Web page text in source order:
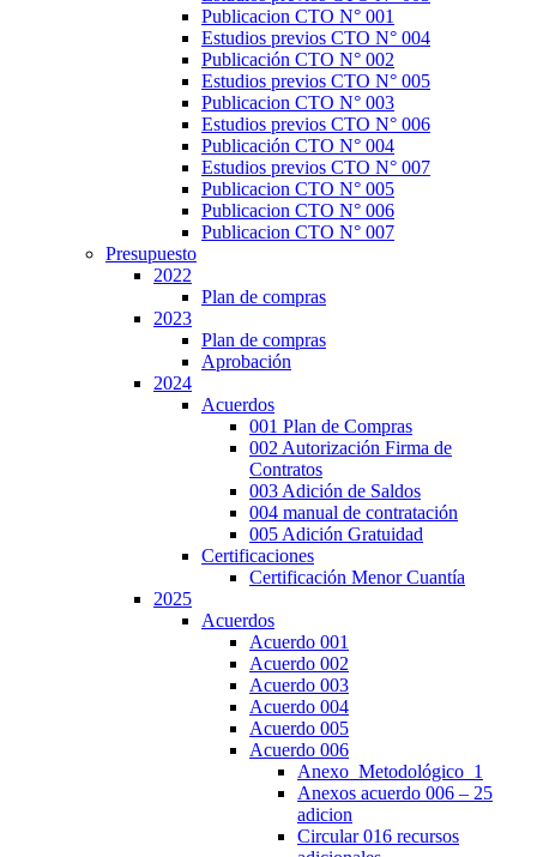
Publicacion CTO N° 001
Estudios previos CTO N° 004
Publicación CTO N° 002
Estudios previos CTO N° 005
Publicacion CTO N° 003
Estudios previos CTO N° 006
Publicación CTO N° 004
Estudios previos CTO N° 007
Publicacion CTO N° 005
Publicacion CTO N° 006
Publicacion CTO N° 007
Presupuesto
2022
Plan de compras
2023
Plan de compras
Aprobación
2024
Acuerdos
001 Plan de Compras
002 Autorización Firma de
Contratos
003 Adición de Saldos
004 manual de contratación
005 Adición Gratuidad
Certificaciones
Certificación Menor Cuantía
2025
Acuerdos
Acuerdo 001
Acuerdo 002
Acuerdo 003
Acuerdo 004
Acuerdo 005
Acuerdo 006
Anexo_Metodológico_1
Anexos acuerdo 006 – 25
adicion
Circular 016 recursos